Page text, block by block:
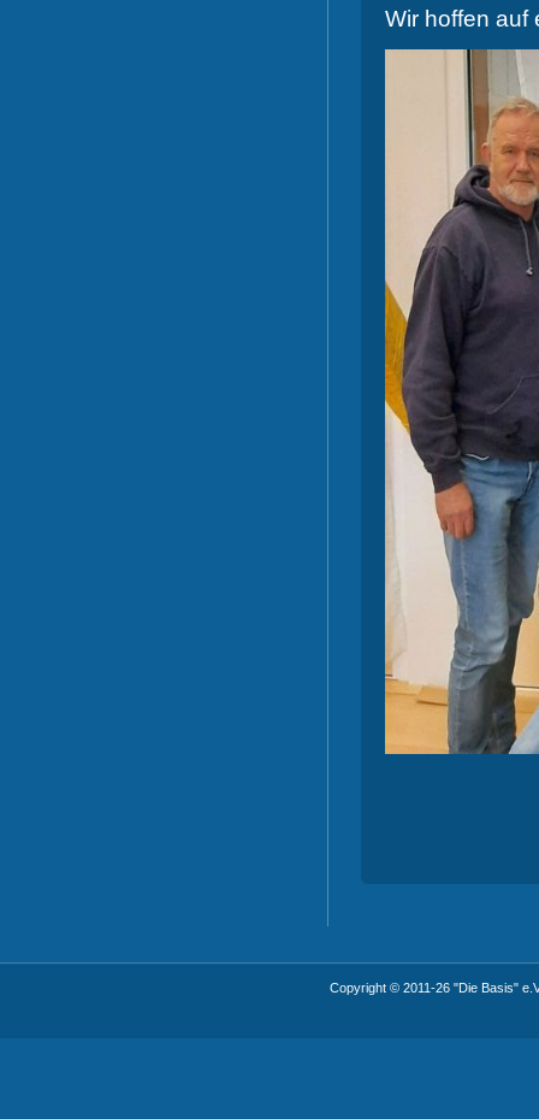
Wir hoffen auf
Copyright © 2011-26 "Die Basis"